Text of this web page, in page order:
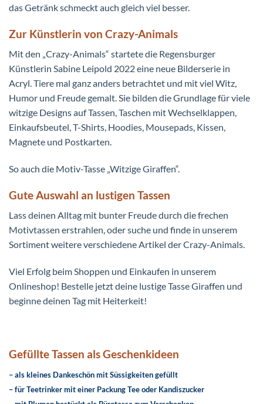
das Getränk schmeckt auch gleich viel besser.
Zur Künstlerin von Crazy-Animals
Mit den „Crazy-Animals“ startete die Regensburger
Künstlerin Sabine Leipold 2022 eine neue Bilderserie in
Acryl. Tiere mal ganz anders betrachtet und mit viel Witz,
Humor und Freude gemalt. Sie bilden die Grundlage für viele
witzige Designs auf Tassen, Taschen mit Wechselklappen,
Einkaufsbeutel, T-Shirts, Hoodies, Mousepads, Kissen,
Magnete und Postkarten.
So auch die Motiv-Tasse „Witzige Giraffen“.
Gute Auswahl an lustigen Tassen
Lass deinen Alltag mit bunter Freude durch die frechen
Motivtassen erstrahlen, oder suche und finde in unserem
Sortiment weitere verschiedene Artikel der Crazy-Animals.
Viel Erfolg beim Shoppen und Einkaufen in unserem
Onlineshop! Bestelle jetzt deine lustige Tasse Giraffen und
beginne deinen Tag mit Heiterkeit!
Gefüllte Tassen als Geschenkideen
– als kleines Dankeschön mit Süssigkeiten gefüllt
– für Teetrinker mit einer Packung Tee oder Kandiszucker